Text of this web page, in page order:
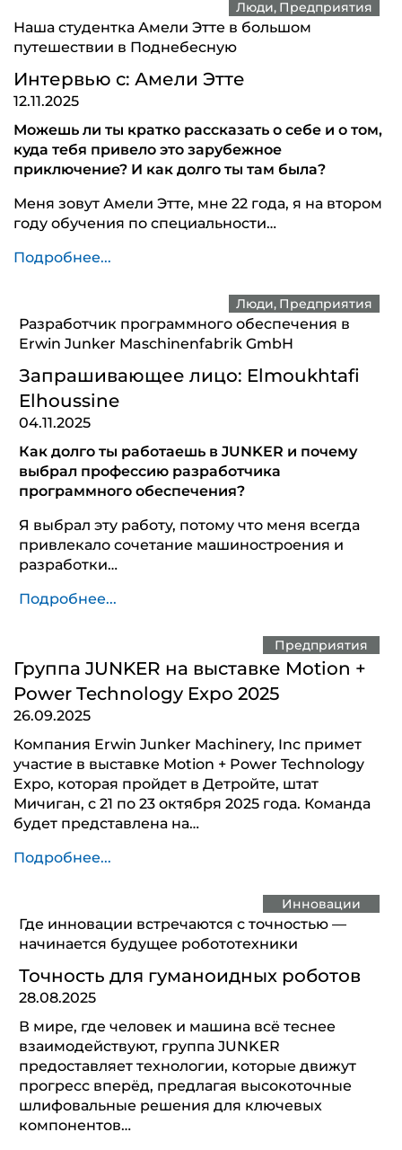
Люди Предприятия
Наша студентка Амели Этте в большом
путешествии в Поднебесную
Интервью с: Амели Этте
12.11.2025
Можешь ли ты кратко рассказать о себе и о том,
куда тебя привело это зарубежное
приключение? И как долго ты там была?
Меня зовут Амели Этте, мне 22 года, я на втором
году обучения по специальности…
Подробнее...
Люди Предприятия
Разработчик программного обеспечения в
Erwin Junker Maschinenfabrik GmbH
Запрашивающее лицо: Elmoukhtafi
Elhoussine
04.11.2025
Как долго ты работаешь в JUNKER и почему
выбрал профессию разработчика
программного обеспечения?
Я выбрал эту работу, потому что меня всегда
привлекало сочетание машиностроения и
разработки…
Подробнее...
Предприятия
Группа JUNKER на выставке Motion +
Power Technology Expo 2025
26.09.2025
Компания Erwin Junker Machinery, Inc примет
участие в выставке Motion + Power Technology
Expo, которая пройдет в Детройте, штат
Мичиган, с 21 по 23 октября 2025 года. Команда
будет представлена на…
Подробнее...
Инновации
Где инновации встречаются с точностью —
начинается будущее робототехники
Точность для гуманоидных роботов
28.08.2025
В мире, где человек и машина всё теснее
взаимодействуют, группа JUNKER
предоставляет технологии, которые движут
прогресс вперёд, предлагая высокоточные
шлифовальные решения для ключевых
компонентов…